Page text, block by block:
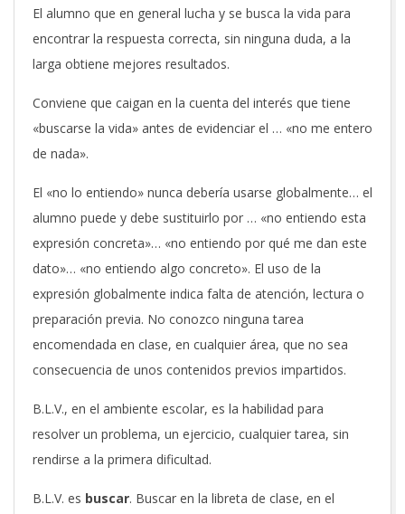
El alumno que en general lucha y se busca la vida para
encontrar la respuesta correcta, sin ninguna duda, a la
larga obtiene mejores resultados.
Conviene que caigan en la cuenta del interés que tiene
«buscarse la vida» antes de evidenciar el … «no me entero
de nada».
El «no lo entiendo» nunca debería usarse globalmente… el
alumno puede y debe sustituirlo por … «no entiendo esta
expresión concreta»… «no entiendo por qué me dan este
dato»… «no entiendo algo concreto». El uso de la
expresión globalmente indica falta de atención, lectura o
preparación previa. No conozco ninguna tarea
encomendada en clase, en cualquier área, que no sea
consecuencia de unos contenidos previos impartidos.
B.L.V., en el ambiente escolar, es la habilidad para
resolver un problema, un ejercicio, cualquier tarea, sin
rendirse a la primera dificultad.
B.L.V. es buscar. Buscar en la libreta de clase, en el